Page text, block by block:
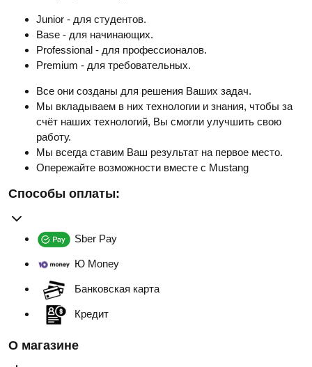
Junior - для студентов.
Base - для начинающих.
Professional - для профессионалов.
Premium - для требовательных.
Все они созданы для решения Ваших задач.
Мы вкладываем в них технологии и знания, чтобы за
счёт наших технологий, Вы смогли улучшить свою
работу.
Мы всегда ставим Ваш результат на первое место.
Опережайте возможности вместе с Mustang
Способы оплаты:
Sber Pay
Ю Money
Банковская карта
Кредит
О магазине